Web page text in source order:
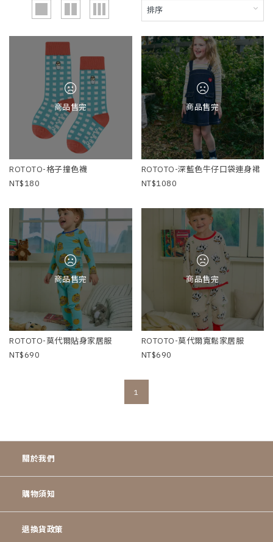
商品售完
ROTOTO-格子撞色襪
180
商品售完
ROTOTO-深藍色牛仔口袋連身裙
1080
商品售完
ROTOTO-莫代爾貼身家居服
690
商品售完
ROTOTO-莫代爾寬鬆家居服
690
1
關於我們
購物須知
退換貨政策